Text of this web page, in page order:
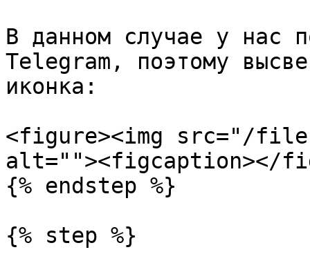
В данном случае у нас
Telegram, поэтому
иконка:
<figure><img src="/
alt=""><figcaption></
{% endstep %}
{% step %}